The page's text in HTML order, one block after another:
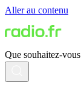
Aller au contenu
Que souhaitez-